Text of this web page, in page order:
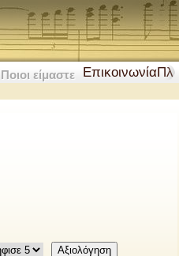
Ποιοι είμαστε Επικοινωνία